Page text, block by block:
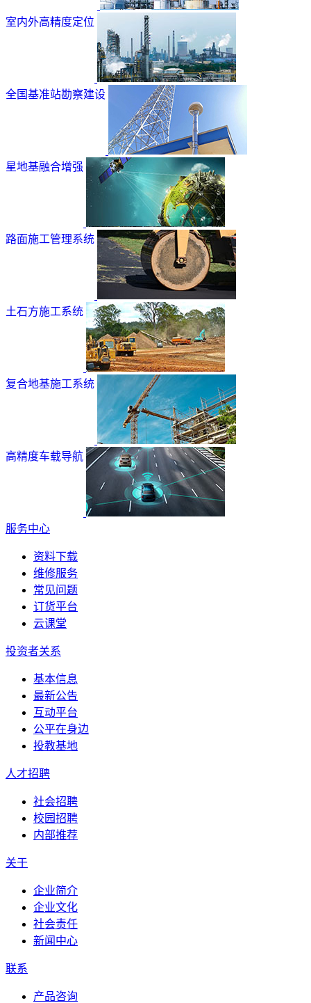
室内外高精度定位
全国基准站勘察建设
星地基融合增强
路面施工管理系统
土石方施工系统
复合地基施工系统
高精度车载导航
服务中心
资料下载
维修服务
常见问题
订货平台
云课堂
投资者关系
基本信息
最新公告
互动平台
公平在身边
投教基地
人才招聘
社会招聘
校园招聘
内部推荐
关于
企业简介
企业文化
社会责任
新闻中心
联系
产品咨询